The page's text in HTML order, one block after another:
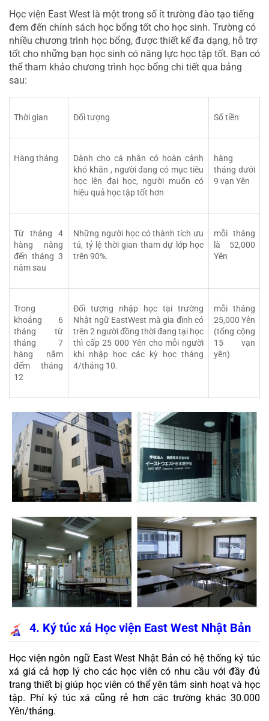
Học viện East West là một trong số ít trường đào tạo tiếng
đem đến chính sách học bổng tốt cho học sinh. Trường có
nhiều chương trình học bổng, được thiết kế đa dạng, hỗ trợ
tốt cho những bạn học sinh có năng lực học tập tốt. Bạn có
thể tham khảo chương trình học bổng chi tiết qua bảng
sau:
Thời gian Đối tượng Số tiền
Hàng tháng
Dành cho cá nhân có hoàn cảnh
khó khăn , người đang có mục tiêu
học lên đại học, người muốn có
hiệu quả học tập tốt hơn
hàng
tháng dưới
9 vạn Yên
Từ tháng 4
hàng năng
đến tháng 3
năm sau
Những người học có thành tích ưu
tú, tỷ lệ thời gian tham dự lớp học
trên 90%.
mỗi tháng
là 52,000
Yên
Trong
khoảng 6
tháng từ
tháng 7
hàng năm
đếm tháng
12
Đối tượng nhập học tại trường
Nhật ngữ EastWest mà gia đình có
trên 2 người đồng thời đang tại học
thì cấp 25 000 Yên cho mỗi người
khi nhập học các kỳ học tháng
4/tháng 10.
mỗi tháng
25,000 Yên
(tổng cộng
15 vạn
yên)
4. Ký túc xá Học viện East West Nhật Bản
Học viện ngôn ngữ East West Nhật Bản có hệ thống ký túc
xá giá cả hợp lý cho các học viên có nhu cầu với đầy đủ
trang thiết bị giúp học viên có thể yên tâm sinh hoạt và học
tập. Phí ký túc xá cũng rẻ hơn các trường khác 30.000
Yên/tháng.